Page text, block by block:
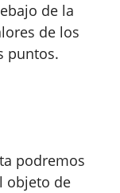
de la
de los
puntos.
podremos
objeto de